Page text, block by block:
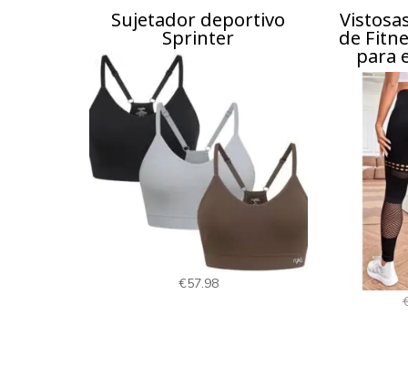
era:
€21.96.
es:
Sujetador deportivo
Sprinter
€57.98
de
para